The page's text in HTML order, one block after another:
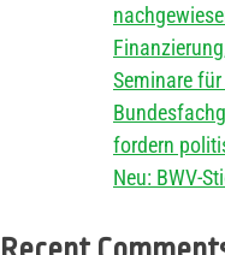
Seminare
fordern
Neu: BWV-